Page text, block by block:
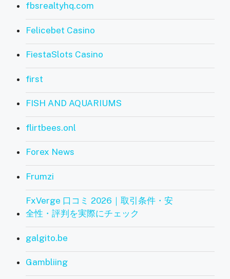
fbsrealtyhq.com
Felicebet Casino
FiestaSlots Casino
first
FISH AND AQUARIUMS
flirtbees.onl
Forex News
Frumzi
FxVerge 口コミ 2026｜取引条件・安
全性・評判を実際にチェック
galgito.be
Gambliing